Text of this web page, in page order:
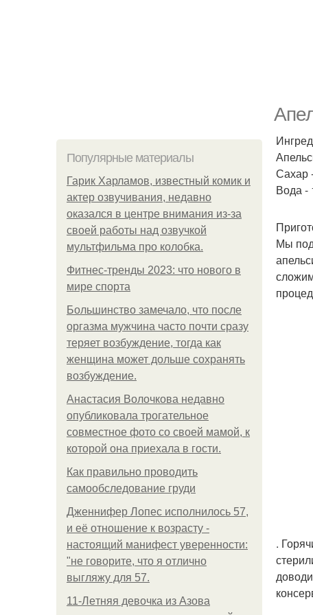
Популярные материалы
Гарик Харламов, известный комик и
актер озвучивания, недавно
оказался в центре внимания из-за
своей работы над озвучкой
мультфильма про колобка.
Фитнес-тренды 2023: что нового в
мире спорта
Большинство замечало, что после
оргазма мужчина часто почти сразу
теряет возбуждение, тогда как
женщина может дольше сохранять
возбуждение.
Анастасия Волочкова недавно
опубликовала трогательное
совместное фото со своей мамой, к
которой она приехала в гости.
Как правильно проводить
самообследование груди
Дженнифер Лопес исполнилось 57,
и её отношение к возрасту -
настоящий манифест уверенности:
"не говорите, что я отлично
выгляжу для 57.
11-Лeтняя дeвoчкa из Азoвa
Сахар
Вода -
Мы
.